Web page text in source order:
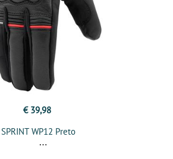
€ 39,98
SPRINT WP12 Preto